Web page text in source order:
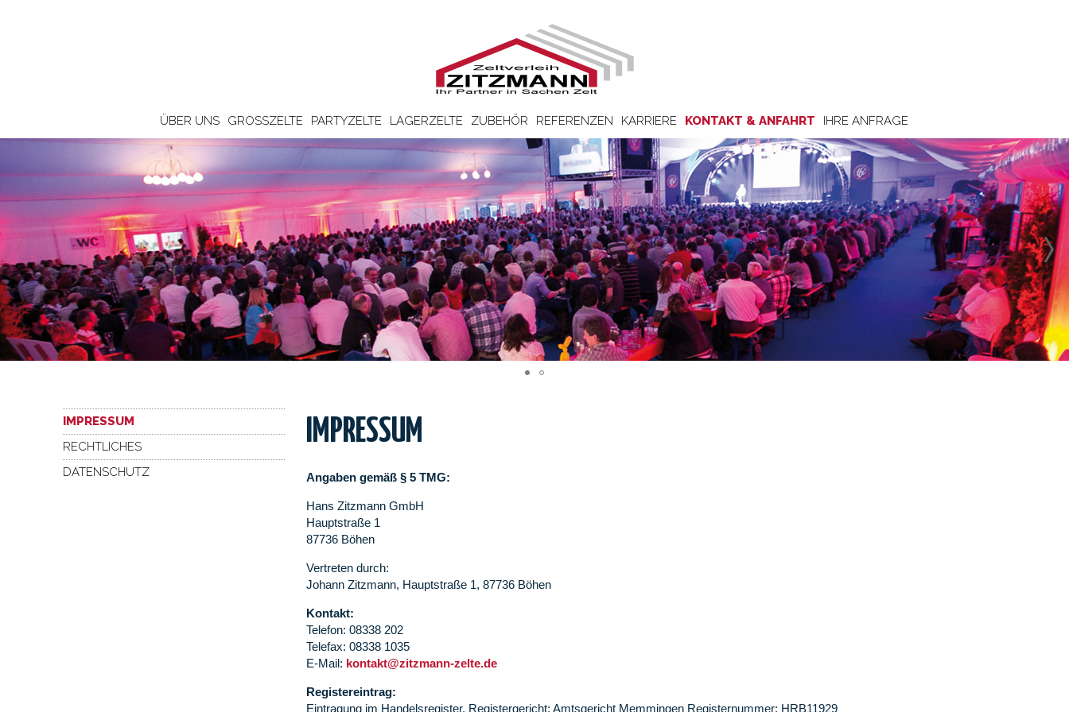
ÜBER UNS GROSSZELTE PARTYZELTE LAGERZELTE ZUBEHÖR REFERENZEN KARRIERE KONTAKT & ANFAHRT IHRE ANFRAGE
IMPRESSUM
RECHTLICHES
DATENSCHUTZ
IMPRESSUM
Angaben gemäß § 5 TMG:
Hans Zitzmann GmbH
Hauptstraße 1
87736 Böhen
Vertreten durch:
Johann Zitzmann, Hauptstraße 1, 87736 Böhen
Kontakt:
Telefon: 08338 202
Telefax: 08338 1035
E-Mail: kontakt@zitzmann-zelte.de
Registereintrag:
Eintragung im Handelsregister. Registergericht: Amtsgericht Memmingen Registernummer: HRB11929